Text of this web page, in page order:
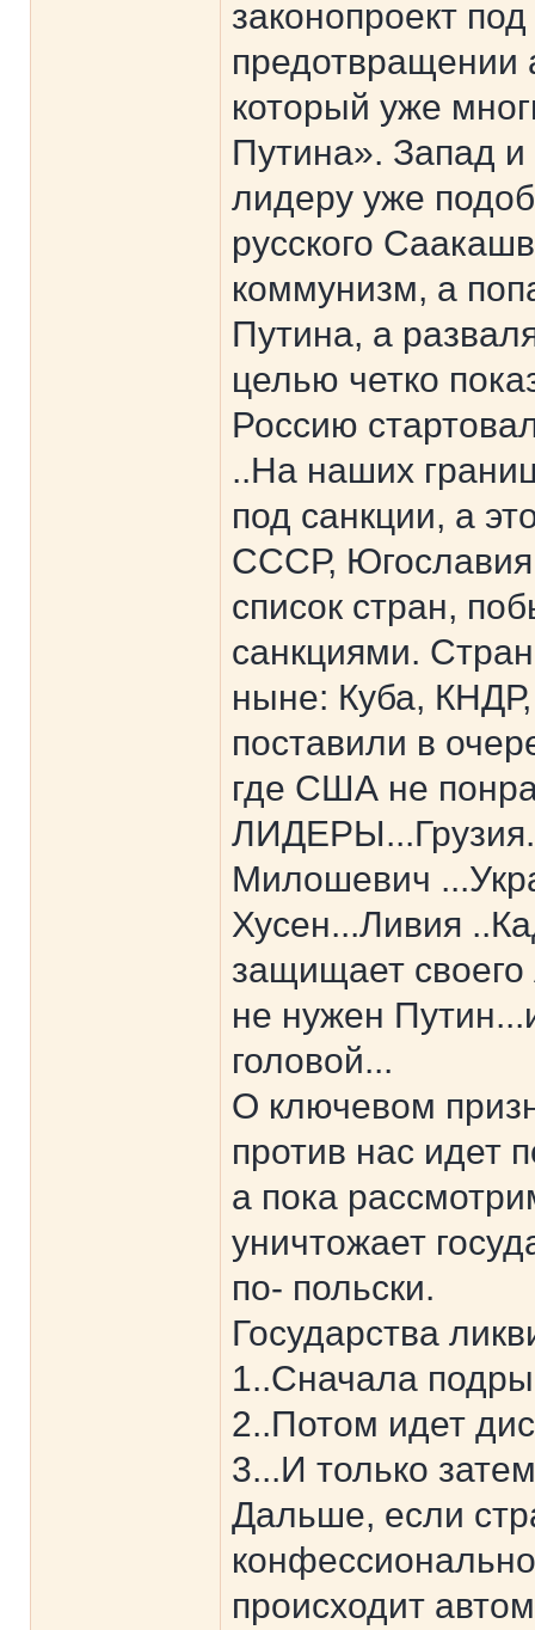
законопроект
предотвращении
который уже
Путина». Запад
лидеру уже
русского
коммунизм, а
Путина, а
целью четко
Россию
..На наших
под санкции, а
СССР,
список стран,
санкциями.
ныне: Куба,
поставили в
где США не
Милошевич
Хусен...Ливия
защищает
не нужен
головой...
О ключевом
против нас идет
а пока
уничтожает
по- польски.
Государства
1..Сначала
2..Потом идет
3...И только
Дальше, если
происходит